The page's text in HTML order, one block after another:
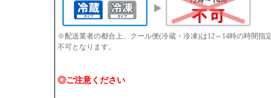
※配送業者の都合上、クール便(冷蔵・冷凍)は12～14時の時間
不可となります。
◎ご注意ください